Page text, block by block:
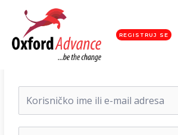
REGISTRUJ SE
Dobrodošli nazad!